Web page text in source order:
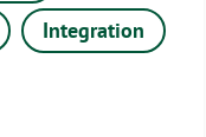
Integration